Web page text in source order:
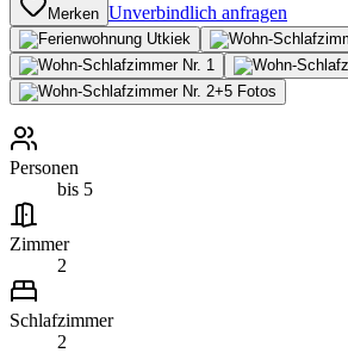
Merken Unverbindlich anfragen
+5 Fotos
Personen
bis 5
Zimmer
2
Schlafzimmer
2